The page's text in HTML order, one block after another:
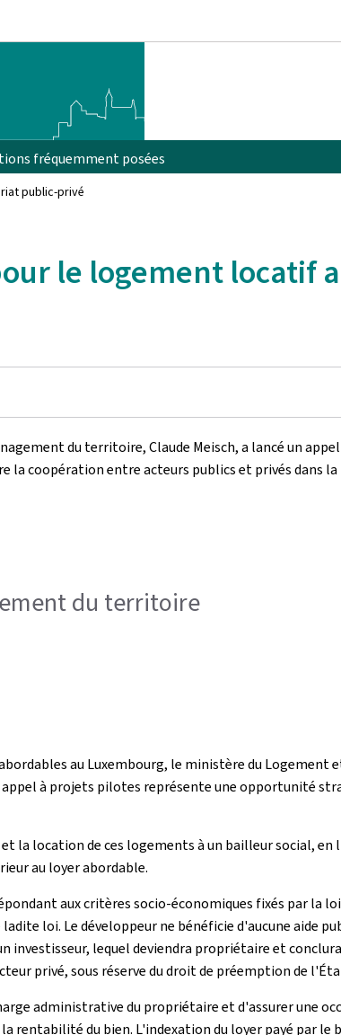
fréquemment posées
public-privé
le logement locatif
du territoire, Claude Meisch, a lancé un
coopération entre acteurs publics et privés dans
du territoire
au Luxembourg, le ministère du
à projets pilotes représente une opportunité
location de ces logements à un bailleur social, en
au loyer abordable.
aux critères socio-économiques fixés par la
loi. Le développeur ne bénéficie d'aucune aide
lequel deviendra propriétaire et conclura
privé, sous réserve du droit de préemption de
administrative du propriétaire et d'assurer une
rentabilité du bien. L'indexation du loyer payé par